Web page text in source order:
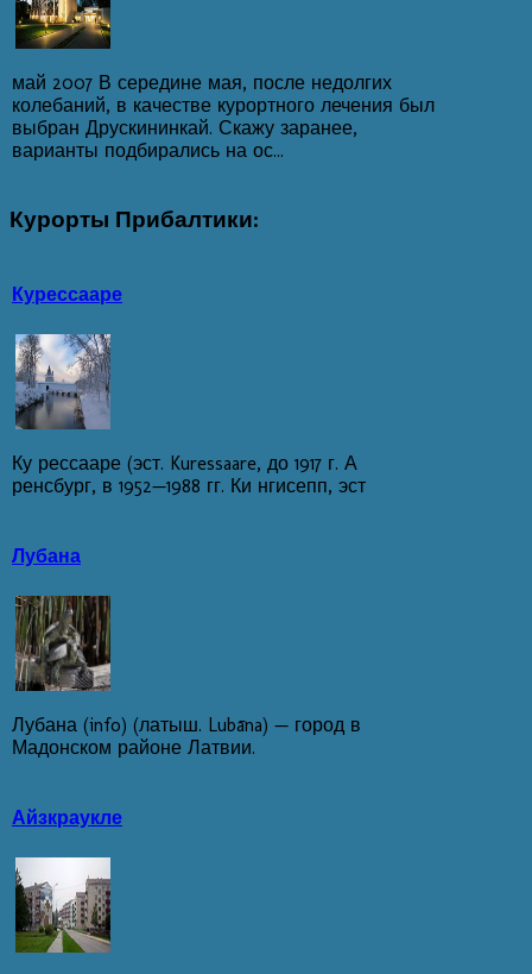
май 2007 В середине мая, после недолгих
колебаний, в качестве курортного лечения был
выбран Друскининкай. Скажу заранее,
варианты подбирались на ос...
Курорты Прибалтики:
Курессааре
Ку рессааре (эст. Kuressaare, до 1917 г. А
ренсбург, в 1952—1988 гг. Ки нгисепп, эст
Лубана
Лубана (info) (латыш. Lubāna) — город в
Мадонском районе Латвии.
Айзкраукле